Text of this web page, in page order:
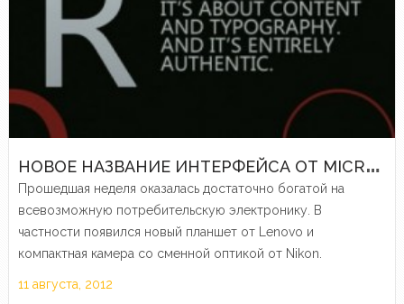
Н
ОВОЕ НАЗВАНИЕ ИНТЕРФЕЙСА ОТ MICROSOFT, ПЛАНШЕТ LENOVO И ДРУГИЕ ЭЛЕКТРОННЫЕ НОВОСТИ
Прошедшая неделя оказалась достаточно богатой на
всевозможную потребительскую электронику. В
частности появился новый планшет от Lenovo и
компактная камера со сменной оптикой от Nikon.
11 августа, 2012